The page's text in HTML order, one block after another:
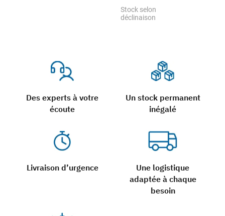
Des experts à votre
écoute
Un stock permanent
inégalé
Livraison d’urgence
Une logistique
adaptée à chaque
besoin
Stock selon
déclinaison